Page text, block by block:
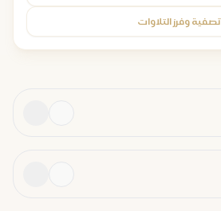
تصفية وفرز التلاوات